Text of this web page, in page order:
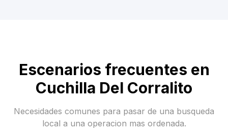
Escenarios frecuentes en
Cuchilla Del Corralito
Necesidades comunes para pasar de una busqueda
local a una operacion mas ordenada.